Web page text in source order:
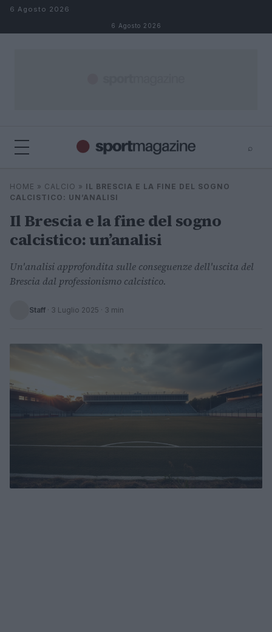
Salta al contenuto
6 Agosto 2026
6 Agosto 2026
⌕
Cerca
HOME » CALCIO » IL BRESCIA E LA FINE DEL SOGNO
CALCISTICO: UN’ANALISI
Il Brescia e la fine del sogno
calcistico: un’analisi
Un'analisi approfondita sulle conseguenze dell'uscita del
Brescia dal professionismo calcistico.
Staff · 3 Luglio 2025 · 3 min